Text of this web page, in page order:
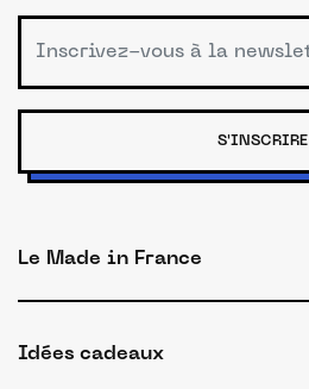
S'INSCRIRE
Le Made in France
Idées cadeaux